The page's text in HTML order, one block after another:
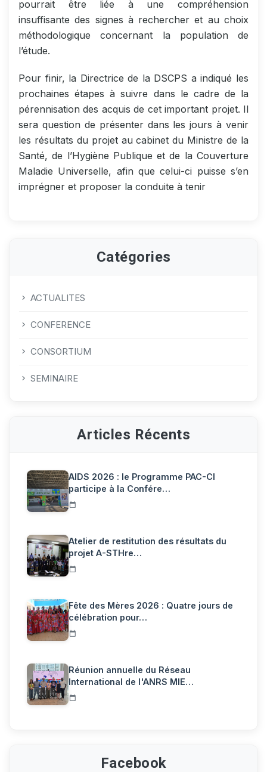
pourrait être liée à une compréhension
insuffisante des signes à rechercher et au choix
méthodologique concernant la population de
l’étude.
Pour finir, la Directrice de la DSCPS a indiqué les
prochaines étapes à suivre dans le cadre de la
pérennisation des acquis de cet important projet. Il
sera question de présenter dans les jours à venir
les résultats du projet au cabinet du Ministre de la
Santé, de l’Hygiène Publique et de la Couverture
Maladie Universelle, afin que celui-ci puisse s’en
imprégner et proposer la conduite à tenir
Catégories
ACTUALITES
CONFERENCE
CONSORTIUM
SEMINAIRE
Articles Récents
AIDS 2026 : le Programme PAC-CI
participe à la Confére…
Atelier de restitution des résultats du
projet A-STHre…
Fête des Mères 2026 : Quatre jours de
célébration pour…
Réunion annuelle du Réseau
International de l'ANRS MIE…
Facebook